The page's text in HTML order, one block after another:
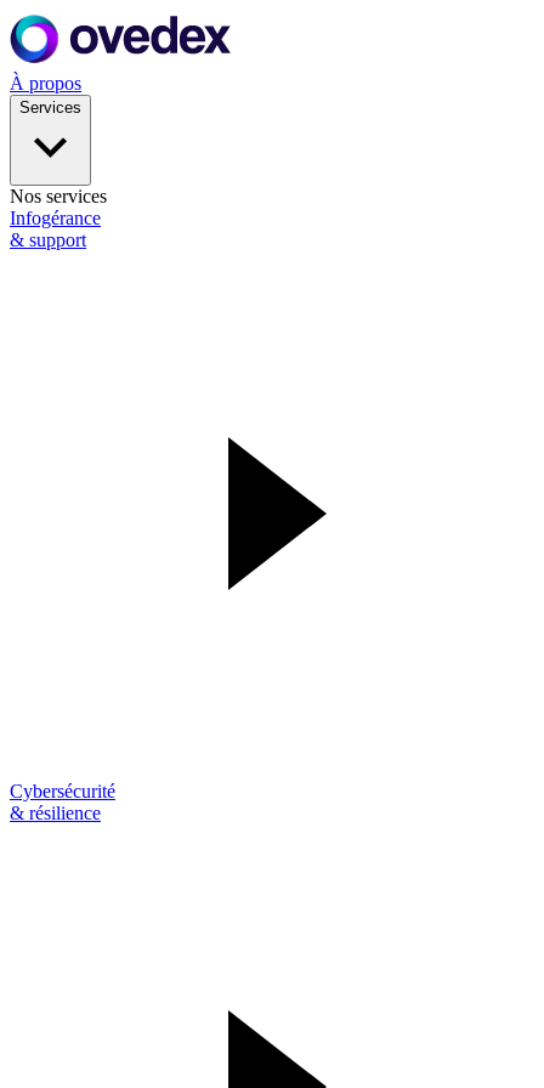
À propos
Services
Nos services
Infogérance
& support
Cybersécurité
& résilience